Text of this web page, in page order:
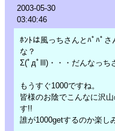
2003-05-30
03:40:46
ﾎﾝﾄは風っちさんとﾊﾟﾊﾟ
な？
Σ(ﾟдﾟlll)・・・だんなっち
もうすぐ1000ですね。
皆様のお陰でこんなに沢
す!!
誰が1000getするのか楽し